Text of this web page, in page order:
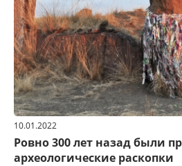
10.01.2022
Ровно 300 лет назад были
археологические раскопки